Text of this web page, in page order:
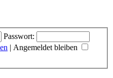
Passwort:
| Angemeldet bleiben